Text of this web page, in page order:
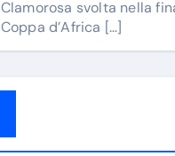
Clamorosa svolta nella
Coppa d’Africa […]